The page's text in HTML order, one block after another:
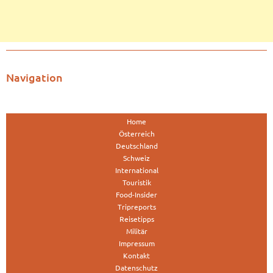
Navigation
Home
Österreich
Deutschland
Schweiz
International
Touristik
Food-Insider
Tripreports
Reisetipps
Militär
Impressum
Kontakt
Datenschutz